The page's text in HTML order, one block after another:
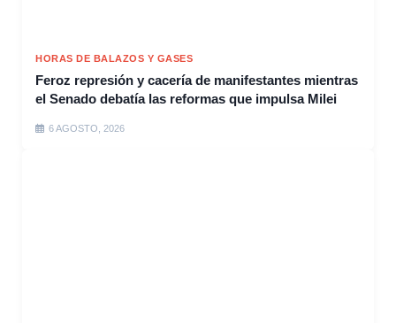
HORAS DE BALAZOS Y GASES
Feroz represión y cacería de manifestantes mientras
el Senado debatía las reformas que impulsa Milei
6 AGOSTO, 2026